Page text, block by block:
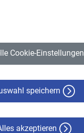
Cookie-Einstellungen
speichern
akzeptieren